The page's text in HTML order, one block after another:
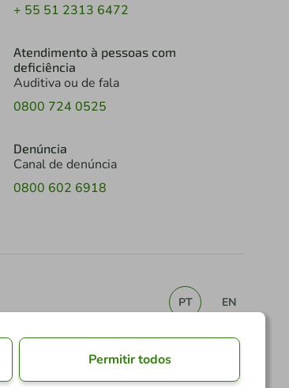
+ 55 51 2313 6472
Atendimento à pessoas com
deficiência
Auditiva ou de fala
0800 724 0525
Denúncia
Canal de denúncia
0800 602 6918
PT EN
Permitir todos